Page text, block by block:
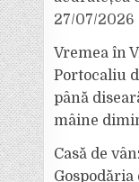
27/07/2026
Vremea în
Portocaliu
până
mâine
Casă de